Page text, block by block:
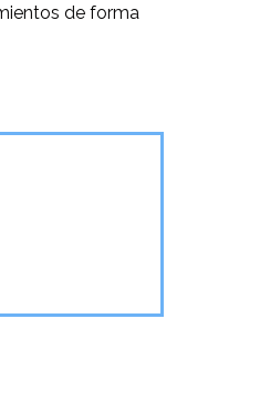
de forma